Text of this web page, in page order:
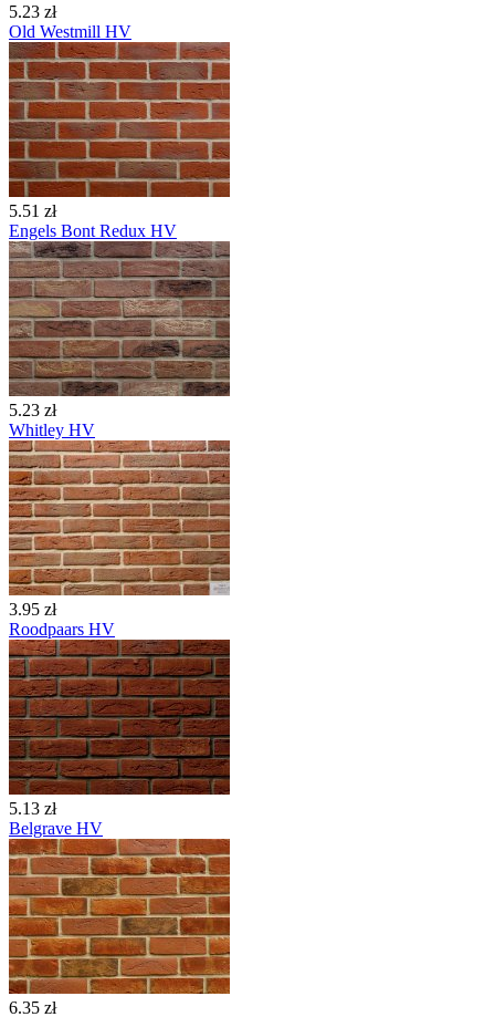
5.23 zł
Old Westmill HV
5.51 zł
Engels Bont Redux HV
5.23 zł
Whitley HV
3.95 zł
Roodpaars HV
5.13 zł
Belgrave HV
6.35 zł